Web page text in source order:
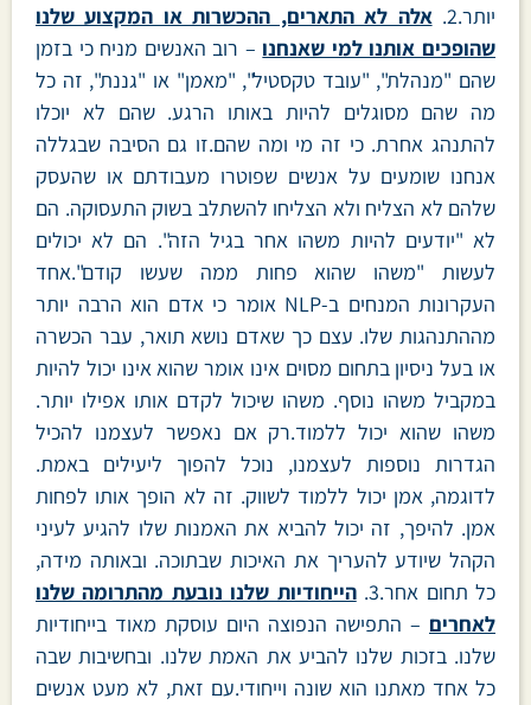
יותר.2.
אלה לא התארים, ההכשרות או המקצוע שלנו
שהופכים אותנו למי שאנחנו – רוב האנשים מניח כי בזמן
שהם "מנהלת", "עובד טקסטיל", "מאמן" או "גננת", זה כל
מה שהם מסוגלים להיות באותו הרגע. שהם לא יוכלו
להתנהג אחרת. כי זה מי ומה שהם.זו גם הסיבה שבגללה
אנחנו שומעים על אנשים שפוטרו מעבודתם או שהעסק
שלהם לא הצליח ולא הצליחו להשתלב בשוק התעסוקה. הם
לא "יודעים להיות משהו אחר בגיל הזה". הם לא יכולים
לעשות "משהו שהוא פחות ממה שעשו קודם".אחד
העקרונות המנחים ב-NLP אומר כי אדם הוא הרבה יותר
מההתנהגות שלו. עצם כך שאדם נושא תואר, עבר הכשרה
או בעל ניסיון בתחום מסוים אינו אומר שהוא אינו יכול להיות
במקביל משהו נוסף. משהו שיכול לקדם אותו אפילו יותר.
משהו שהוא יכול ללמוד.רק אם נאפשר לעצמנו להכיל
הגדרות נוספות לעצמנו, נוכל להפוך ליעילים באמת.
לדוגמה, אמן יכול ללמוד לשווק. זה לא הופך אותו לפחות
אמן. להיפך, זה יכול להביא את האמנות שלו להגיע לעיני
הקהל שיודע להעריך את האיכות שבתוכה. ובאותה מידה,
כל תחום אחר.3.
הייחודיות שלנו נובעת מהתרומה שלנו
לאחרים – התפישה הנפוצה היום עוסקת מאוד בייחודיות
שלנו. בזכות שלנו להביע את האמת שלנו. ובחשיבות שבה
כל אחד מאתנו הוא שונה וייחודי.עם זאת, לא מעט אנשים